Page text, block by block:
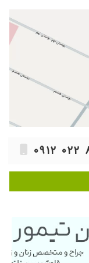
جواب میدن-
بلد تو کارش
میزاره
۱۴۰۵/۰۲/۱۵
۱۴۰۳/۰۳/۱۶
اول و
کردم
۱۴۰۲/۰۵/۰۱
بودیم.
۱۴۰۳/۰۲/۱۳
صحیح ۱۴۰۲/۰۷/۲۴
۰۲۲ ۸۰۲۷